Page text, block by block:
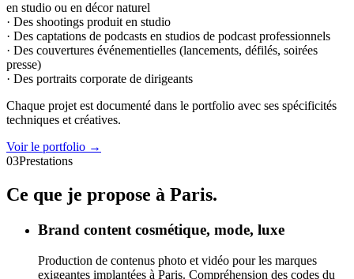
en studio ou en décor naturel
· Des shootings produit en studio
· Des captations de podcasts en studios de podcast professionnels
· Des couvertures événementielles (lancements, défilés, soirées
presse)
· Des portraits corporate de dirigeants
Chaque projet est documenté dans le portfolio avec ses spécificités
techniques et créatives.
Voir le portfolio →
03Prestations
Ce que je propose à Paris.
Brand content cosmétique, mode, luxe
Production de contenus photo et vidéo pour les marques
exigeantes implantées à Paris. Compréhension des codes du